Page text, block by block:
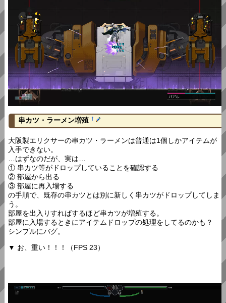
串カツ・ラーメン増殖 †
大阪製エリクサーの串カツ・ラーメンは普通は1個しかアイテムが
入手できない。
…はずなのだが、実は…
① 串カツ等がドロップしていることを確認する
② 部屋から出る
③ 部屋に再入場する
の手順で、既存の串カツとは別に新しく串カツがドロップしてしま
う。
部屋を出入りすればするほど串カツが増殖する。
部屋に入場するときにアイテムドロップの処理をしてるのかも？
シンプルにバグ。
▼ お、重い！！！（FPS 23）